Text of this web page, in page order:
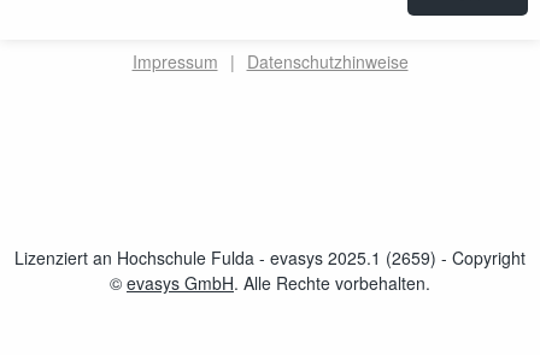
Impressum | Datenschutzhinweise
Lizenziert an Hochschule Fulda - evasys 2025.1 (2659) - Copyright
© evasys GmbHöffnet im neuen Fenster
. Alle Rechte vorbehalten.